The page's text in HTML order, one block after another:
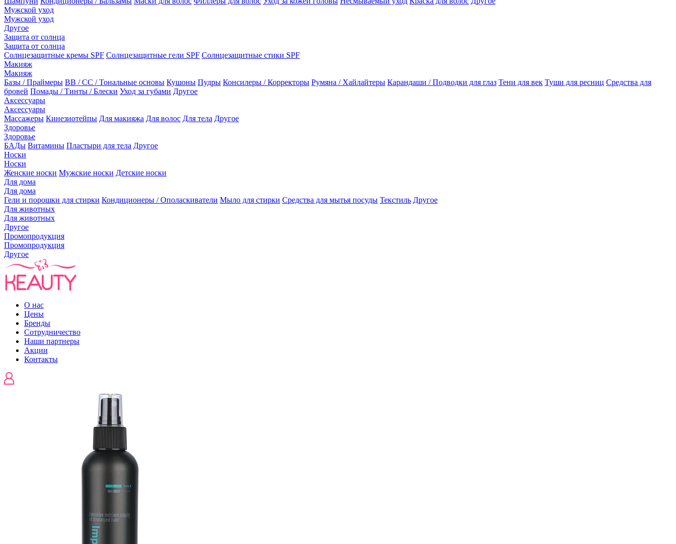
Мужской уход
Мужской уход
Другое
Защита от солнца
Защита от солнца
Солнцезащитные кремы SPF Солнцезащитные гели SPF Солнцезащитные стики SPF
Макияж
Макияж
Базы / Праймеры BB / CC / Тональные основы Кушоны Пудры Консилеры / Корректоры Румяна / Хайлайтеры Карандаши / Подводки для глаз Тени для век Туши для ресниц Средства для
бровей Помады / Тинты / Блески Уход за губами Другое
Аксессуары
Аксессуары
Массажеры Кинезиотейпы Для макияжа Для волос Для тела Другое
Здоровье
Здоровье
БАДы Витамины Пластыри для тела Другое
Носки
Носки
Женские носки Мужские носки Детские носки
Для дома
Для дома
Гели и порошки для стирки Кондиционеры / Ополаскиватели Мыло для стирки Средства для мытья посуды Текстиль Другое
Для животных
Для животных
Другое
Промопродукция
Промопродукция
Другое
О нас
Цены
Бренды
Сотрудничество
Наши партнеры
Акции
Контакты